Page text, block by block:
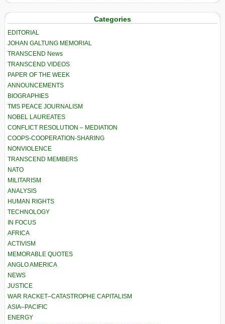
Categories
EDITORIAL
JOHAN GALTUNG MEMORIAL
TRANSCEND News
TRANSCEND VIDEOS
PAPER OF THE WEEK
ANNOUNCEMENTS
BIOGRAPHIES
TMS PEACE JOURNALISM
NOBEL LAUREATES
CONFLICT RESOLUTION – MEDIATION
COOPS-COOPERATION-SHARING
NONVIOLENCE
TRANSCEND MEMBERS
NATO
MILITARISM
ANALYSIS
HUMAN RIGHTS
TECHNOLOGY
IN FOCUS
AFRICA
ACTIVISM
MEMORABLE QUOTES
ANGLO AMERICA
NEWS
JUSTICE
WAR RACKET–CATASTROPHE CAPITALISM
ASIA–PACIFIC
ENERGY